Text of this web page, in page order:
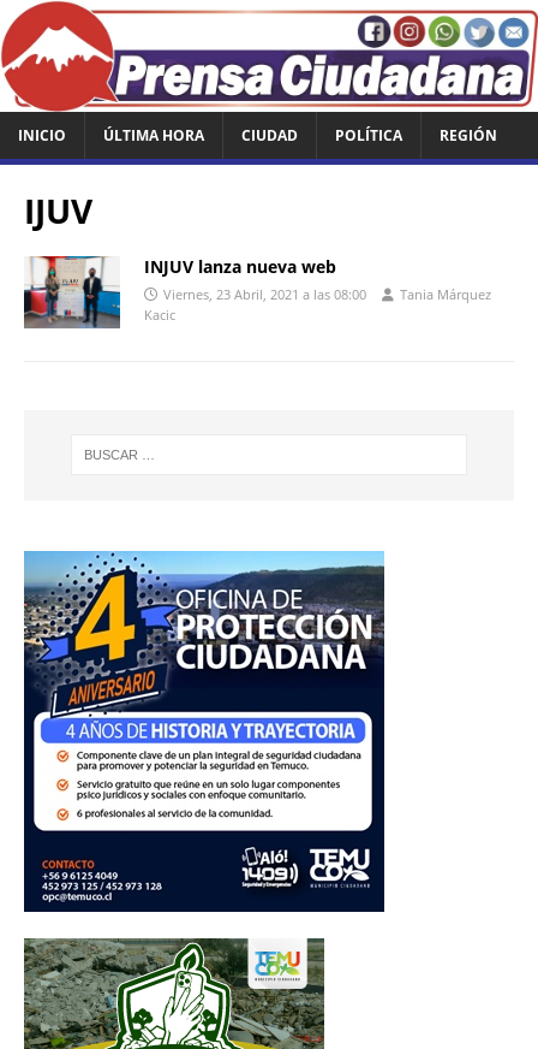
INICIO ÚLTIMA HORA CIUDAD POLÍTICA REGIÓN
IJUV
INJUV lanza nueva web
Viernes, 23 Abril, 2021 a las 08:00
Tania Márquez
Kacic